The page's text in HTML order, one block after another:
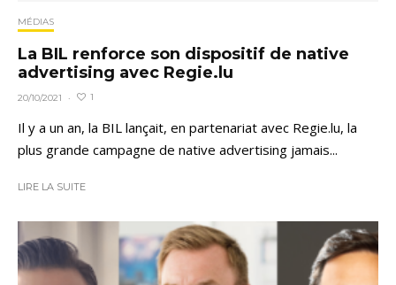
MÉDIAS
La BIL renforce son dispositif de native
advertising avec Regie.lu
20/10/2021 · 1
Il y a un an, la BIL lançait, en partenariat avec Regie.lu, la
plus grande campagne de native advertising jamais...
LIRE LA SUITE